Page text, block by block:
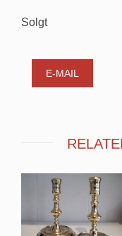
Solgt
E-MAIL